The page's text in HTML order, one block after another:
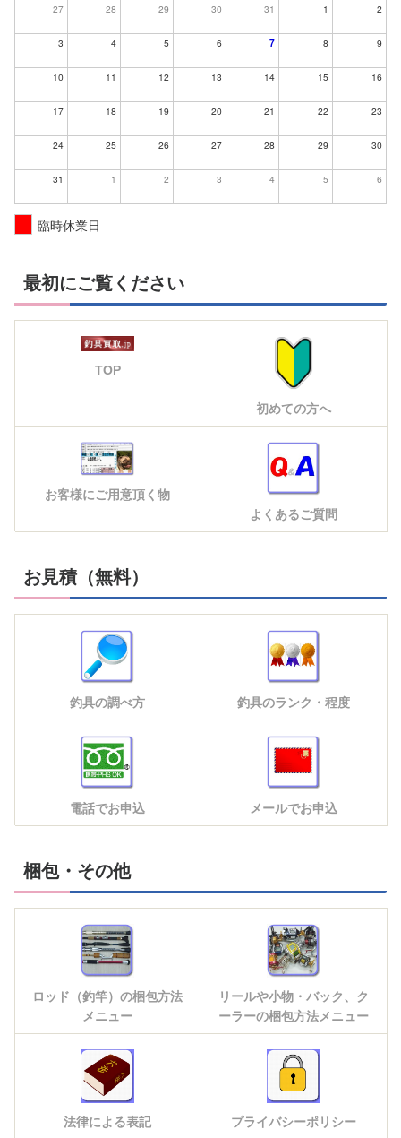
27 28 29 30 31 1 2
3 4 5 6 7 8 9
10 11 12 13 14 15 16
17 18 19 20 21 22 23
24 25 26 27 28 29 30
31 1 2 3 4 5 6
臨時休業日
最初にご覧ください
TOP
初めての方へ
お客様にご用意頂く物
よくあるご質問
お見積（無料）
釣具の調べ方 釣具のランク・程度
電話でお申込 メールでお申込
梱包・その他
ロッド（釣竿）の梱包方法
メニュー
リールや小物・バック、ク
ーラーの梱包方法メニュー
法律による表記 プライバシーポリシー